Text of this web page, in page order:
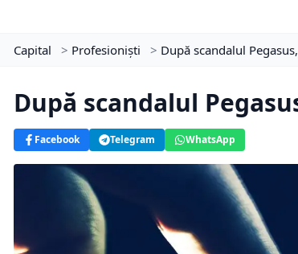
Capital > Profesioniști > După scandalul
După scandalul
Facebook Telegram WhatsApp